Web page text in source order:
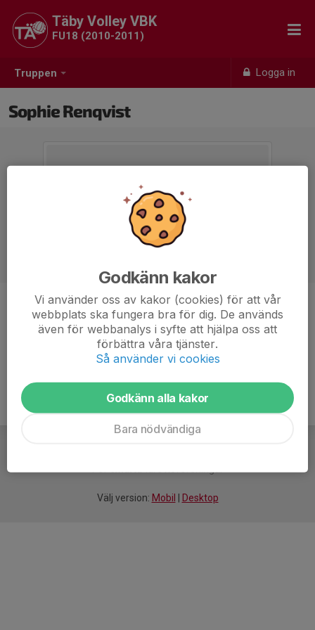
Truppen Logga in
Täby Volley VBK
FU18 (2010-2011)
Sophie Renqvist
Position
-
17 år
Försmartaidrottsföreningar
Välj version: Mobil Desktop
Godkänn kakor
Vi använder oss av kakor (cookies) för att vår
webbplats ska fungera bra för dig. De används
även för webbanalys i syfte att hjälpa oss att
förbättra våra tjänster.
Så använder vi cookies
Godkänn alla kakor
Bara nödvändiga